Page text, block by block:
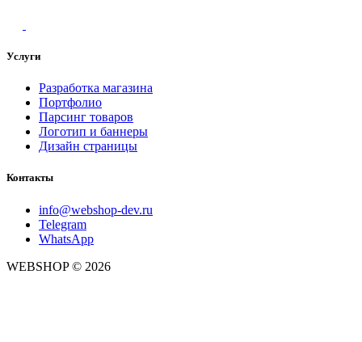
Услуги
Разработка магазина
Портфолио
Парсинг товаров
Логотип и баннеры
Дизайн страницы
Контакты
info@webshop-dev.ru
Telegram
WhatsApp
WEBSHOP © 2026